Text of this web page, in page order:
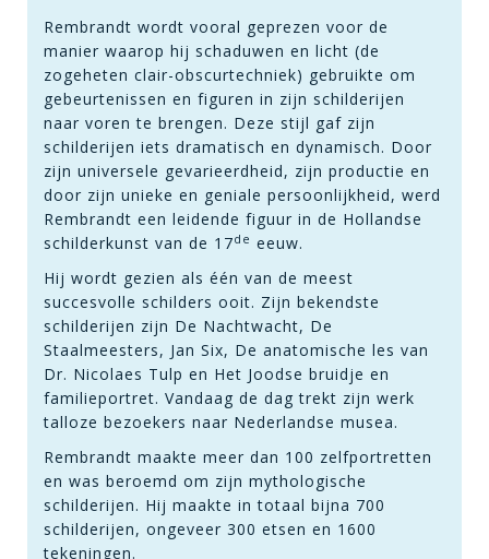
Rembrandt wordt vooral geprezen voor de
manier waarop hij schaduwen en licht (de
zogeheten clair-obscurtechniek) gebruikte om
gebeurtenissen en figuren in zijn schilderijen
naar voren te brengen. Deze stijl gaf zijn
schilderijen iets dramatisch en dynamisch. Door
zijn universele gevarieerdheid, zijn productie en
door zijn unieke en geniale persoonlijkheid, werd
Rembrandt een leidende figuur in de Hollandse
schilderkunst van de 17de eeuw.
Hij wordt gezien als één van de meest
succesvolle schilders ooit. Zijn bekendste
schilderijen zijn De Nachtwacht, De
Staalmeesters, Jan Six, De anatomische les van
Dr. Nicolaes Tulp en Het Joodse bruidje en
familieportret. Vandaag de dag trekt zijn werk
talloze bezoekers naar Nederlandse musea.
Rembrandt maakte meer dan 100 zelfportretten
en was beroemd om zijn mythologische
schilderijen. Hij maakte in totaal bijna 700
schilderijen, ongeveer 300 etsen en 1600
tekeningen.